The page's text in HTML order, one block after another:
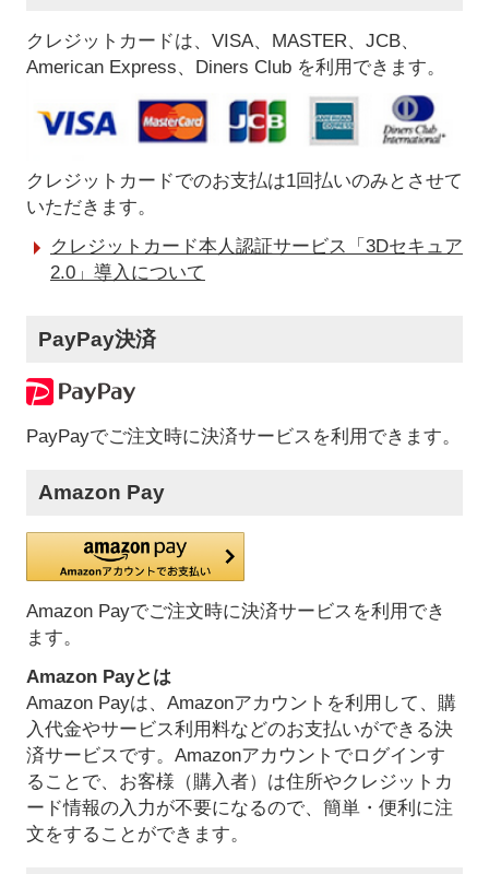
クレジットカードは、VISA、MASTER、JCB、
American Express、Diners Club を利用できます。
クレジットカードでのお支払は1回払いのみとさせて
いただきます。
クレジットカード本人認証サービス「3Dセキュア
2.0」導入について
PayPay決済
PayPayでご注文時に決済サービスを利用できます。
Amazon Pay
Amazon Payでご注文時に決済サービスを利用でき
ます。
Amazon Payとは
Amazon Payは、Amazonアカウントを利用して、購
入代金やサービス利用料などのお支払いができる決
済サービスです。Amazonアカウントでログインす
ることで、お客様（購入者）は住所やクレジットカ
ード情報の入力が不要になるので、簡単・便利に注
文をすることができます。